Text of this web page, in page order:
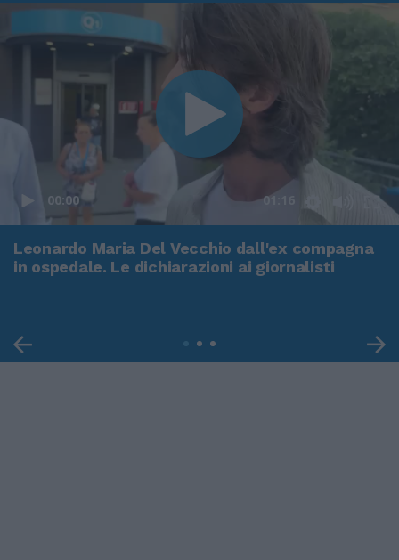
00:00 01:16
Leonardo Maria Del Vecchio dall'ex compagna
in ospedale. Le dichiarazioni ai giornalisti